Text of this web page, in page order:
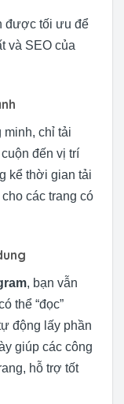
được tối ưu để
và SEO của
minh, chỉ tải
đến vị trí
kể thời gian tải
các trang có
, bạn vẫn
thể “đọc”
động lấy phần
giúp các công
hỗ trợ tốt